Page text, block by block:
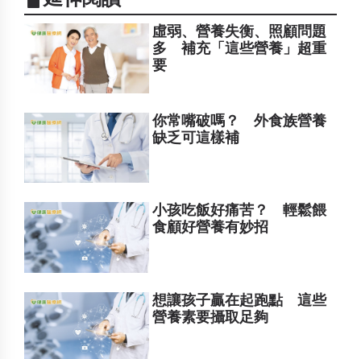
虛弱、營養失衡、照顧問題
多 補充「這些營養」超重
要
你常嘴破嗎？ 外食族營養
缺乏可這樣補
小孩吃飯好痛苦？ 輕鬆餵
食顧好營養有妙招
想讓孩子贏在起跑點 這些
營養素要攝取足夠